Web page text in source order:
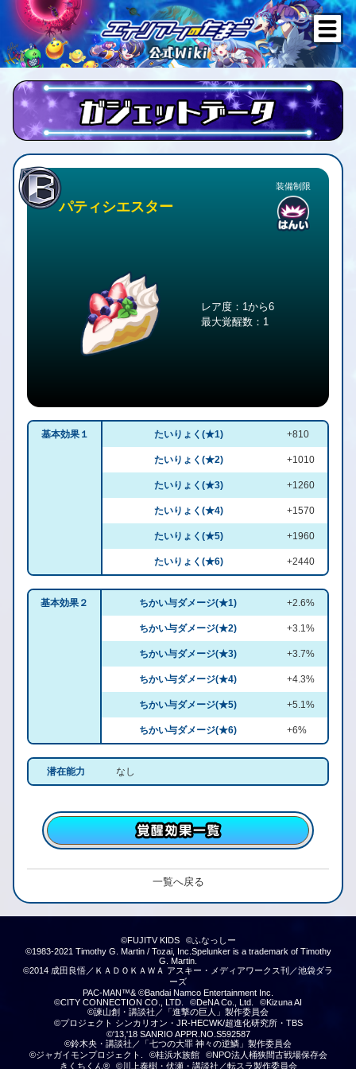
パティシエスター
装備制限
レア度：1から6
最大覚醒数：1
基本効果１ たいりょく(★1) +810
たいりょく(★2) +1010
たいりょく(★3) +1260
たいりょく(★4) +1570
たいりょく(★5) +1960
たいりょく(★6) +2440
基本効果２ ちかい与ダメージ(★1) +2.6%
ちかい与ダメージ(★2) +3.1%
ちかい与ダメージ(★3) +3.7%
ちかい与ダメージ(★4) +4.3%
ちかい与ダメージ(★5) +5.1%
ちかい与ダメージ(★6) +6%
潜在能力 なし
一覧へ戻る
©FUJITV KIDS
©ふなっしー
©1983-2021 Timothy G. Martin / Tozai, Inc.Spelunker is a trademark of Timothy
G. Martin.
©2014 成田良悟／ＫＡＤＯＫＡＷＡ アスキー・メディアワークス刊／池袋ダラ
ーズ
PAC-MAN™& ©Bandai Namco Entertainment Inc.
©CITY CONNECTION CO., LTD.
©DeNA Co., Ltd.
©Kizuna AI
©諫山創・講談社／「進撃の巨人」製作委員会
©プロジェクト シンカリオン・JR-HECWK/超進化研究所・TBS
©'13,'18 SANRIO APPR.NO.S592587
©鈴木央・講談社／「七つの大罪 神々の逆鱗」製作委員会
©ジャガイモンプロジェクト.
©桂浜水族館
©NPO法人桶狭間古戦場保存会
きくちくん®
©川上泰樹・伏瀬・講談社／転スラ製作委員会